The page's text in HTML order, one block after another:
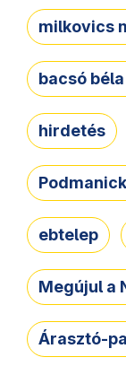
milkovics
bacsó
hirdetés
ebtelep
Megújul a
Árasztó-